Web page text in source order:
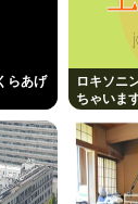
相互RSS
らあげ
ロキソニ
ちゃいま